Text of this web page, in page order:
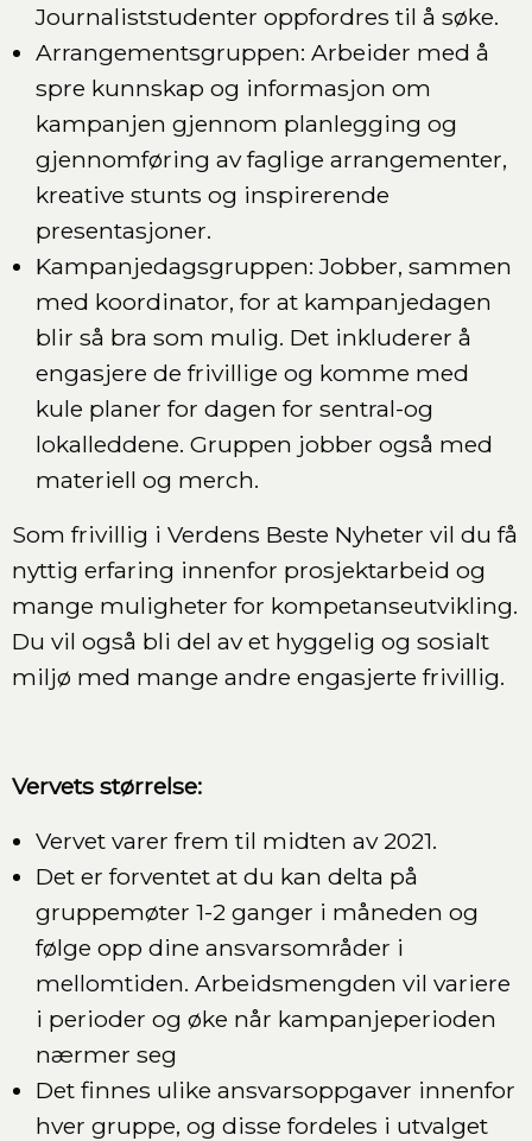
Journaliststudenter oppfordres til å søke.
Arrangementsgruppen: Arbeider med å
spre kunnskap og informasjon om
kampanjen gjennom planlegging og
gjennomføring av faglige arrangementer,
kreative stunts og inspirerende
presentasjoner.
Kampanjedagsgruppen: Jobber, sammen
med koordinator, for at kampanjedagen
blir så bra som mulig. Det inkluderer å
engasjere de frivillige og komme med
kule planer for dagen for sentral-og
lokalleddene. Gruppen jobber også med
materiell og merch.
Som frivillig i Verdens Beste Nyheter vil du få
nyttig erfaring innenfor prosjektarbeid og
mange muligheter for kompetanseutvikling.
Du vil også bli del av et hyggelig og sosialt
miljø med mange andre engasjerte frivillig.
Vervets størrelse:
Vervet varer frem til midten av 2021.
Det er forventet at du kan delta på
gruppemøter 1-2 ganger i måneden og
følge opp dine ansvarsområder i
mellomtiden. Arbeidsmengden vil variere
i perioder og øke når kampanjeperioden
nærmer seg
Det finnes ulike ansvarsoppgaver innenfor
hver gruppe, og disse fordeles i utvalget